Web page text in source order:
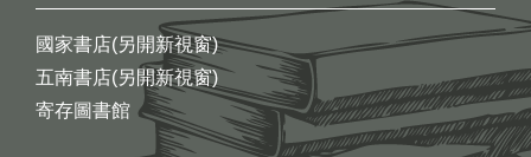
國家書店(另開新視窗)
五南書店(另開新視窗)
寄存圖書館